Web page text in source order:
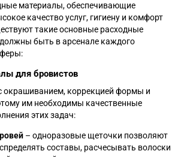
материалы, обеспечивающие
качество услуг, гигиену и комфорт
такие основные расходные
быть в арсенале каждого
для бровистов
окрашиванием, коррекцией формы и
им необходимы качественные
этих задач:
– одноразовые щеточки позволяют
составы, расчесывать волоски